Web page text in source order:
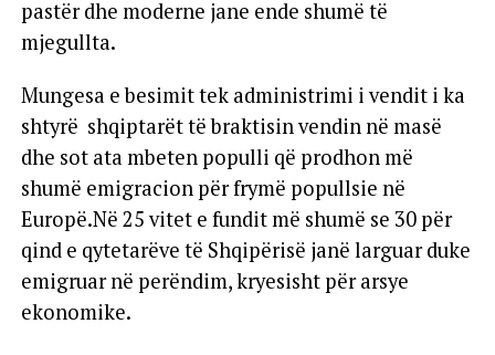
pastër dhe moderne jane ende shumë të
mjegullta.
Mungesa e besimit tek administrimi i vendit i ka
shtyrë shqiptarët të braktisin vendin në masë
dhe sot ata mbeten populli që prodhon më
shumë emigracion për frymë popullsie në
Europë.Në 25 vitet e fundit më shumë se 30 për
qind e qytetarëve të Shqipërisë janë larguar duke
emigruar në perëndim, kryesisht për arsye
ekonomike.